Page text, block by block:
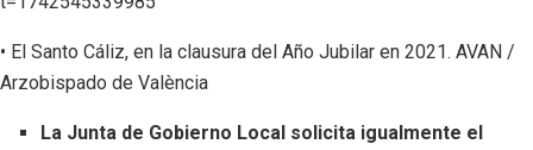
• El Santo Cáliz, en la clausura del Año Jubilar en 2021. AVAN /
Arzobispado de València
La Junta de Gobierno Local solicita igualmente el